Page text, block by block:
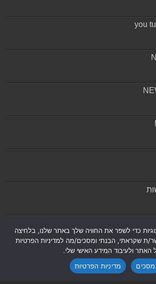
כדי לשפר את החוויה שלך באתר שלנו, בלחיצה
ת שקראתי, הבנתי ומסכים/מה למדיניות הפרטיות
האתר ולעיבוד המידע האישי שלי.
מסכים
מדיניות הפרטיות